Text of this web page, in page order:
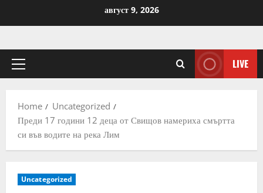
август 9, 2026
Primary
LIVE
Home
Uncategorized
Преди 17 години 12 деца от Свищов намериха смъртта
си във водите на река Лим
Uncategorized